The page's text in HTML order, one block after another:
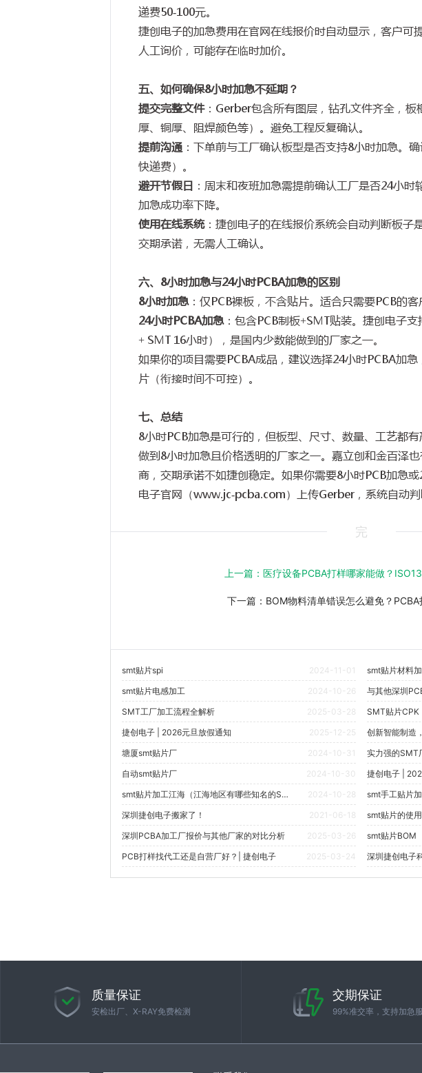
递费50-100元。
捷创电子的加急费用在官网在线报价时自动显示，客户可
人工询价，可能存在临时加价。
五、如何确保8小时加急不延期？
提交完整文件： Gerber包含所有图层，钻孔文件齐全，
厚、铜厚、阻焊颜色等）。避免工程反复确认。
提前沟通 ：下单前与工厂确认板型是否支持8小时加急。
快递费）。
避开节假日 ：周末和夜班加急需提前确认工厂是否24小时
加急成功率下降。
使用在线系统：捷创电子的在线报价系统会自动判断板子
交期承诺，无需人工确认。
六、 8小时加急与24小时PCBA加急的区别
8小时加急：仅PCB裸板，不含贴片。适合只需要PCB的客
24小时PCBA加急：包含PCB制板+SMT贴装。捷创电子支
+ SMT 16小时），是国内少数能做到的厂家之一。
如果你的项目需要PCBA成品，建议选择24小时PCBA加急
片（衔接时间不可控）。
七、总结
8小时PCB加急是可行的，但板型、尺寸、数量、工艺都
做到8小时加急且价格透明的厂家之一。嘉立创和金百泽
商，交期承诺不如捷创稳定。如果你需要8小时PCB加急或
电子官网（www.jc-pcba.com）上传Gerber ，系统自动
上一篇： 医疗设备PCBA打样哪家能做？
下一篇： BOM物料清单错误怎么避免？
完
smt贴片spi 2024-11-01
smt贴片电感加工
2024-10-26 与其他深圳
SMT工厂加工流程全解析
2025-03-28 SMT贴片CPK
捷创电子 | 2026元旦放假通知
2025-12-25 创新智能制造
塘厦smt贴片厂
2024-10-31 实力强的SMT
自动smt贴片厂
2024-10-30 捷创电子 |
smt贴片加工江海（江海地区有哪些知名的SMT贴片加工企业？）
2024-10-28
深圳捷创电子搬家了！
2021-06-18
深圳PCBA加工厂报价与其他厂家的对比分析
2025-03-26 smt贴片BOM
PCB打样找代工还是自营厂好？| 捷创电子
2025-03-24
质量保证
安检出厂、X-RAY免费检测
交期保证
99%准交率，支持加急